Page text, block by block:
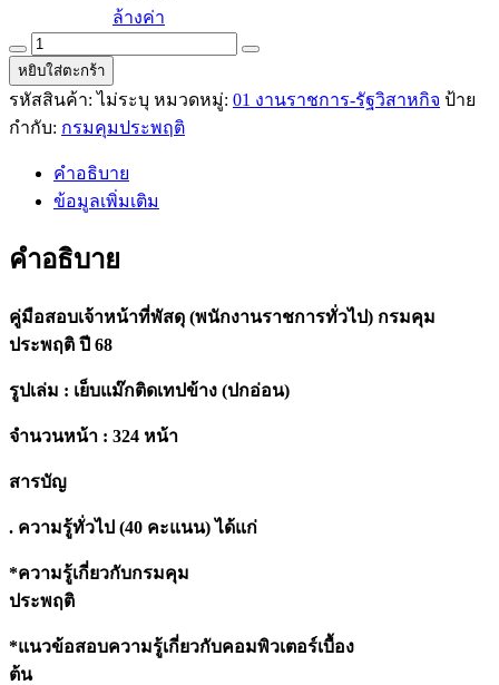
ล้างค่า
คู่มือ
สอบ
เจ้า
หน้าที่
(พนักงาน
ราชการ
กรม
ประพฤติ
ปี
quantity
หยิบใส่ตะกร้า
รหัสสินค้า:ไม่ระบุ หมวดหมู่: 01 งานราชการ-รัฐวิสาหกิจ ป้าย
กำกับ: กรมคุมประพฤติ
คำอธิบาย
ข้อมูลเพิ่มเติม
คำอธิบาย
คู่มือสอบเจ้าหน้าที่พัสดุ (พนักงานราชการทั่วไป) กรมคุม
ประพฤติ ปี 68
รูปเล่ม : เย็บแม๊กติดเทปข้าง (ปกอ่อน)
จำนวนหน้า : 324 หน้า
สารบัญ
. ความรู้ทั่วไป (40 คะแนน) ได้แก่
*ความรู้เกี่ยวกับกรมคุม
ประพฤติ
*แนวข้อสอบความรู้เกี่ยวกับคอมพิวเตอร์เบื้อง
ต้น